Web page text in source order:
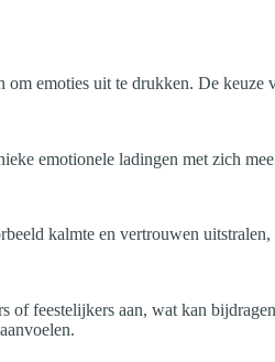
emoties uit te drukken. De
emotionele ladingen met zich
kalmte en vertrouwen
of feestelijkers aan, wat kan